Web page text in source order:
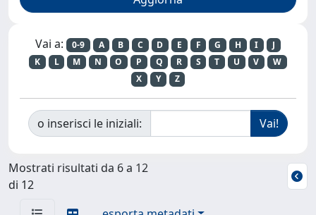
Vai a: 0-9 A B C D E F G H I
J
K
L M N O P Q R S T U V
W
X
Y Z
o inserisci le iniziali:
Mostrati risultati da 6 a 12
di 12